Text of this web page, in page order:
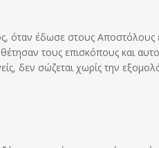
όταν έδωσε στους Αποστόλους
τους επισκόπους και
δεν σώζεται χωρίς την